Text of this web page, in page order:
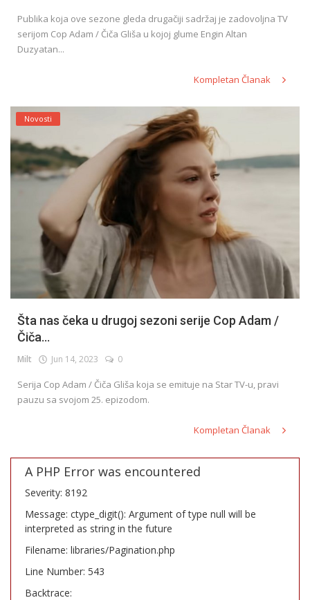
Publika koja ove sezone gleda drugačiji sadržaj je zadovoljna TV
serijom Cop Adam / Čiča Gliša u kojoj glume Engin Altan
Duzyatan...
Kompletan Članak
Novosti
Šta nas čeka u drugoj sezoni serije Cop Adam /
Čiča...
Milt Jun 14, 2023 0
Serija Cop Adam / Čiča Gliša koja se emituje na Star TV-u, pravi
pauzu sa svojom 25. epizodom.
Kompletan Članak
A PHP Error was encountered
Severity: 8192
Message: ctype_digit(): Argument of type null will be
interpreted as string in the future
Filename: libraries/Pagination.php
Line Number: 543
Backtrace: